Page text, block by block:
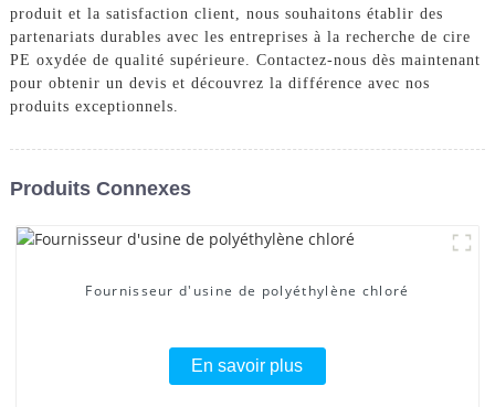
produit et la satisfaction client, nous souhaitons établir des
partenariats durables avec les entreprises à la recherche de cire
PE oxydée de qualité supérieure. Contactez-nous dès maintenant
pour obtenir un devis et découvrez la différence avec nos
produits exceptionnels.
Produits Connexes
Fournisseur d'usine de polyéthylène chloré
En savoir plus